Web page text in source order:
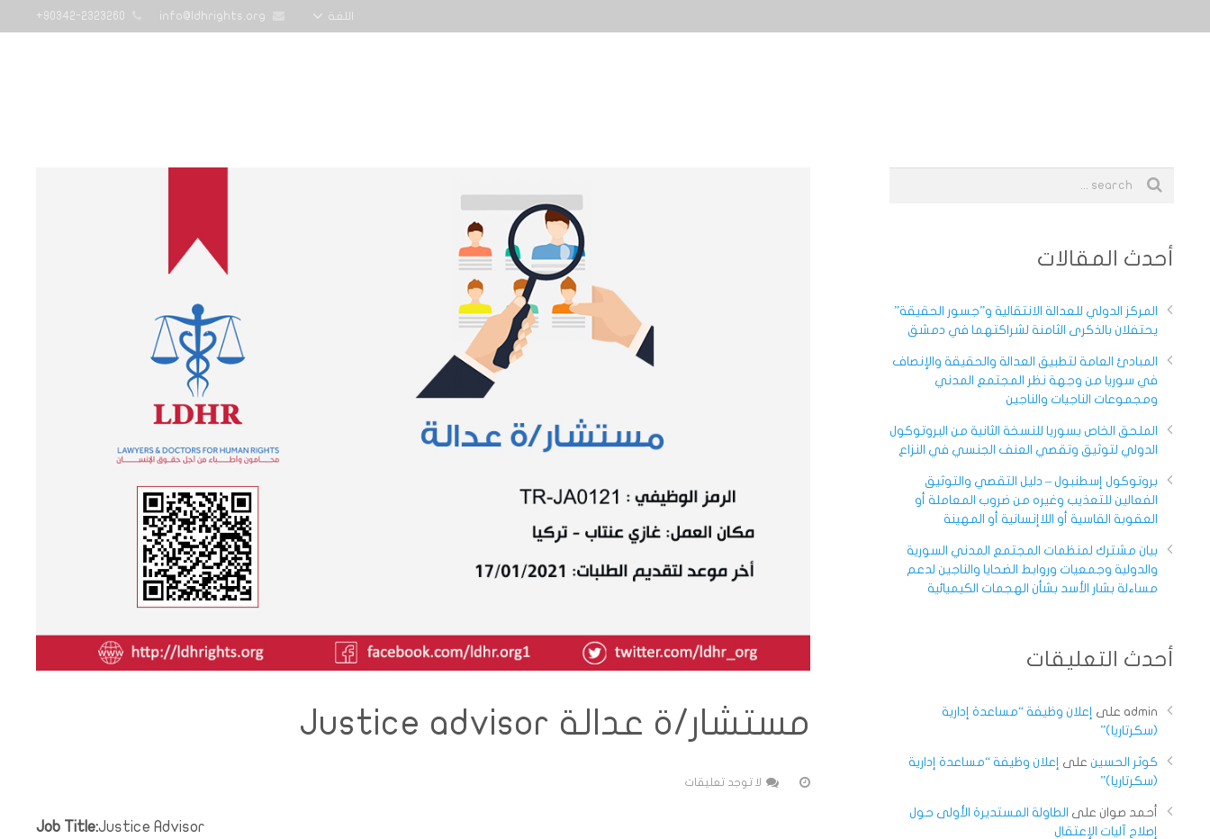
اللغة info@ldhrights.org
90342-2323260+
مستشار/ة عدالة Justice advisor
لا توجد تعليقات
Job Title:Justice Advisor
أحدث المقالات
المركز الدولي للعدالة الانتقالية و”جسور الحقيقة”
يحتفلان بالذكرى الثامنة لشراكتهما في دمشق
المبادئ العامة لتطبيق العدالة والحقيقة والإنصاف
في سوريا من وجهة نظر المجتمع المدني
ومجموعات الناجيات والناجين
الملحق الخاص بسوريا للنسخة الثانية من البروتوكول
الدولي لتوثيق وتقصي العنف الجنسي في النزاع
بروتوكول إسطنبول – دليل التقصي والتوثيق
الفعالين للتعذيب وغيره من ضروب المعاملة أو
العقوبة القاسية أو اللاإنسانية أو المهينة
بيان مشترك لمنظمات المجتمع المدني السورية
والدولية وجمعيات وروابط الضحايا والناجين لدعم
مساءلة بشار الأسد بشأن الهجمات الكيميائية
أحدث التعليقات
admin على إعلان وظيفة “مساعدة إدارية
(سكرتاريا)”
كوثر الحسين على إعلان وظيفة “مساعدة إدارية
(سكرتاريا)”
أحمد صوان على الطاولة المستديرة الأولى حول
إصلاح آليات الإعتقال